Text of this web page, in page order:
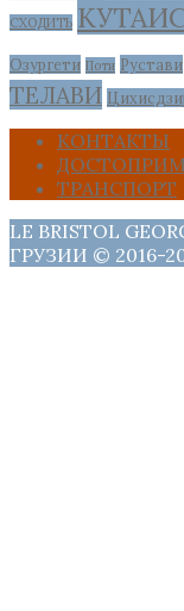
СХОДИТЬ
Озургети Поти Рустави
ТЕЛАВИ
КОНТАКТЫ
ТРАНСПОРТ
LE BRISTOL
ГРУЗИИ © 2016-